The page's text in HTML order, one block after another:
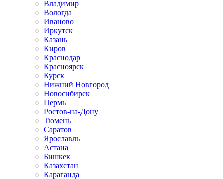
Владимир
Вологда
Иваново
Иркутск
Казань
Киров
Краснодар
Красноярск
Курск
Нижний Новгород
Новосибирск
Пермь
Ростов-на-Дону
Тюмень
Саратов
Ярославль
Астана
Бишкек
Казахстан
Караганда